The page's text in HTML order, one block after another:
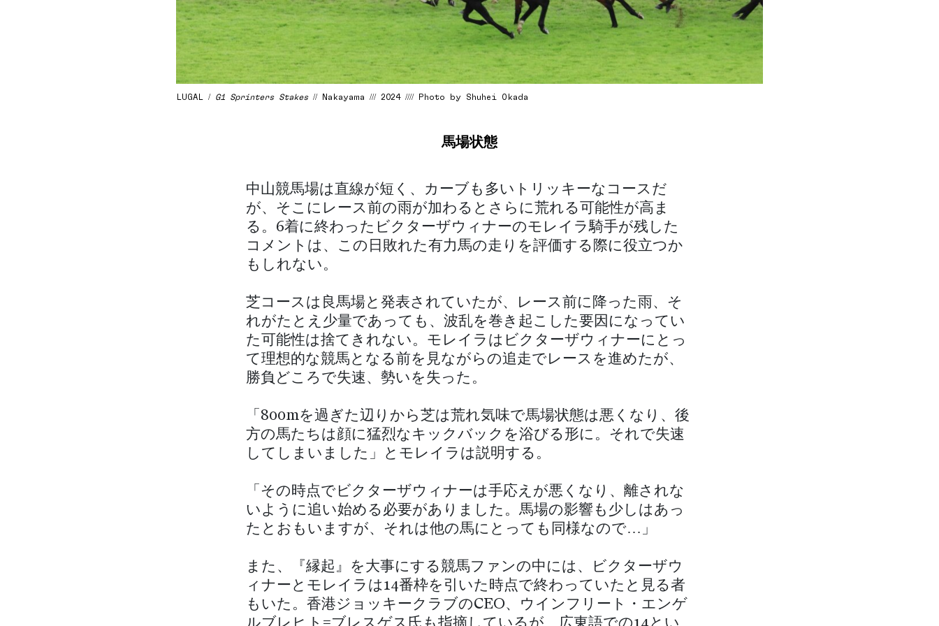
LUGAL / G1 Sprinters Stakes// Nakayama /// 2024 //// Photo by Shuhei Okada
馬場状態
中山競馬場は直線が短く、カーブも多いトリッキーなコースだ
が、そこにレース前の雨が加わるとさらに荒れる可能性が高ま
る。6着に終わったビクターザウィナーのモレイラ騎手が残した
コメントは、この日敗れた有力馬の走りを評価する際に役立つか
もしれない。
芝コースは良馬場と発表されていたが、レース前に降った雨、そ
れがたとえ少量であっても、波乱を巻き起こした要因になってい
た可能性は捨てきれない。モレイラはビクターザウィナーにとっ
て理想的な競馬となる前を見ながらの追走でレースを進めたが、
勝負どころで失速、勢いを失った。
「800mを過ぎた辺りから芝は荒れ気味で馬場状態は悪くなり、後
方の馬たちは顔に猛烈なキックバックを浴びる形に。それで失速
してしまいました」とモレイラは説明する。
「その時点でビクターザウィナーは手応えが悪くなり、離されな
いように追い始める必要がありました。馬場の影響も少しはあっ
たとおもいますが、それは他の馬にとっても同様なので…」
また、『縁起』を大事にする競馬ファンの中には、ビクターザウ
ィナーとモレイラは14番枠を引いた時点で終わっていたと見る者
もいた。香港ジョッキークラブのCEO、ウインフリート・エンゲ